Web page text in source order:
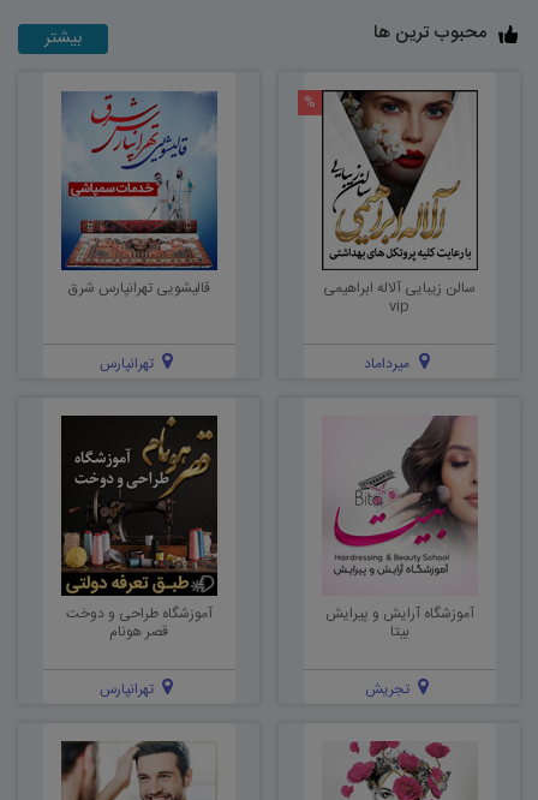
محبوب ترین ها بیشتر
سالن زیبایی آلاله ابراهیمی
vip
%
میرداماد
قالیشویی تهرانپارس شرق
تهرانپارس
آموزشگاه آرایش و پیرایش
بیتا
تجریش
آموزشگاه طراحی و دوخت
قصر هونام
تهرانپارس